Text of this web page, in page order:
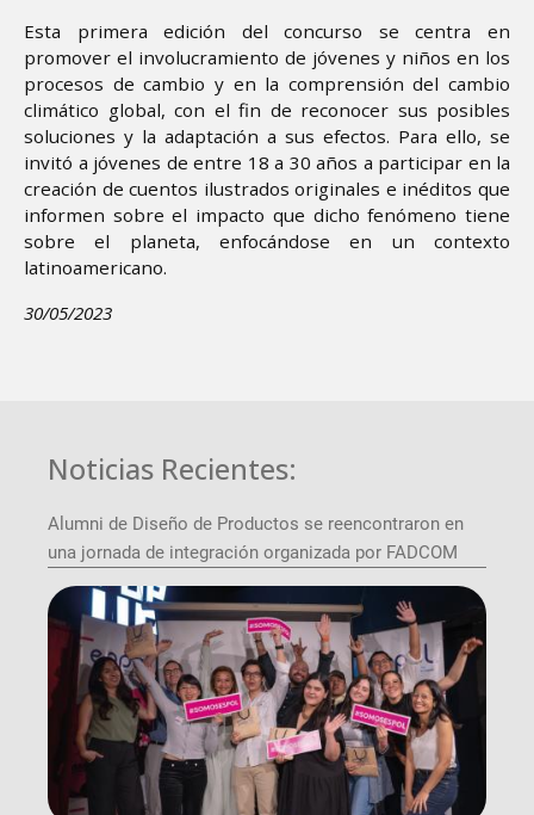
Esta primera edición del concurso se centra en
promover el involucramiento de jóvenes y niños en los
procesos de cambio y en la comprensión del cambio
climático global, con el fin de reconocer sus posibles
soluciones y la adaptación a sus efectos. Para ello, se
invitó a jóvenes de entre 18 a 30 años a participar en la
creación de cuentos ilustrados originales e inéditos que
informen sobre el impacto que dicho fenómeno tiene
sobre el planeta, enfocándose en un contexto
latinoamericano.
30/05/2023
Noticias Recientes:
Alumni de Diseño de Productos se reencontraron en
una jornada de integración organizada por FADCOM